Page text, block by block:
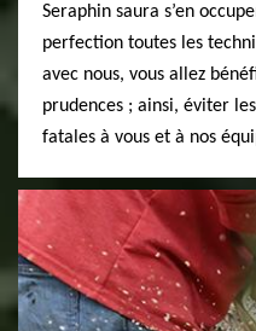
Seraphin saura s’en
perfection toutes les
avec nous, vous allez
prudences ; ainsi, éviter
fatales à vous et à nos